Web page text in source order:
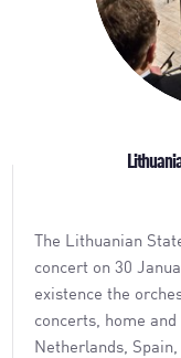
The Lithuanian
concert on 30
existence the
concerts, home
Netherlands,